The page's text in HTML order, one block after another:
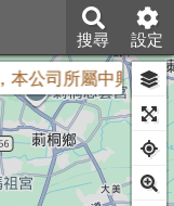
搜尋 設定
公司所屬中興新村